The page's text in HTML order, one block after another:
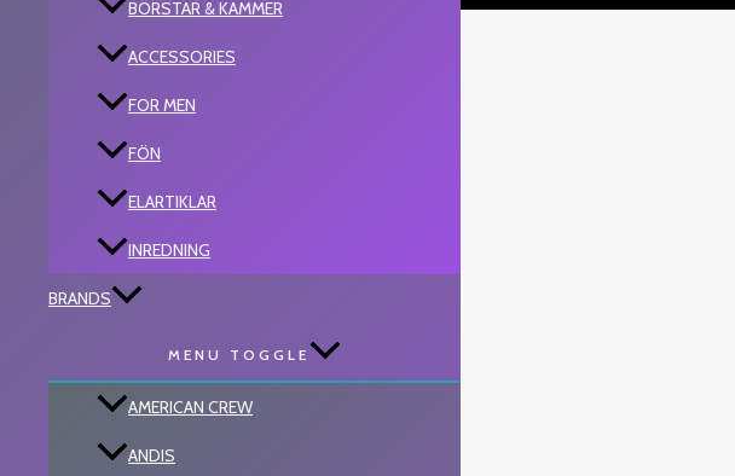
BORSTAR & KAMMER
ACCESSORIES
FOR MEN
FÖN
ELARTIKLAR
INREDNING
BRANDS
MENU TOGGLE
AMERICAN CREW
ANDIS